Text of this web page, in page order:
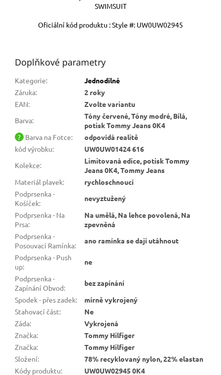
SWIMSUIT
Oficiální kód produktu :Style #: UW0UW02945
Doplňkové parametry
Kategorie:
Jednodílné
Záruka:
2 roky
EAN:
Zvolte variantu
Barva:
Tóny červené, Tóny modré, Bílá,
potisk Tommy Jeans 0K4
? Barva na Fotce:
odpovídá realitě
kód výrobku:
UW0UW01424 616
Kolekce:
Limitovaná edice, potisk Tommy
Jeans 0K4, Tommy Jeans
Materiál plavek:
rychloschnoucí
Podprsenka -
Košíček:
nevyztužený
Podprsenka - Na
Prsa:
Na umělá, Na lehce povolená, Na
zpevněná
Podprsenka -
Posouvací Ramínka:
ano ramínka se dají utáhnout
Podprsenka - Push
up:
ne
Podprsenka -
Zapínání Obvod:
bez zapínání
Spodek - přes zadek:
mírně vykrojený
Stahovací část:
Ne
Záda:
Vykrojená
Značka:
Tommy Hilfiger
Značka:
Tommy Hilfiger
Složení:
78% recyklovaný nylon, 22% elastan
Kódy produktu: UW0UW02945 0K4